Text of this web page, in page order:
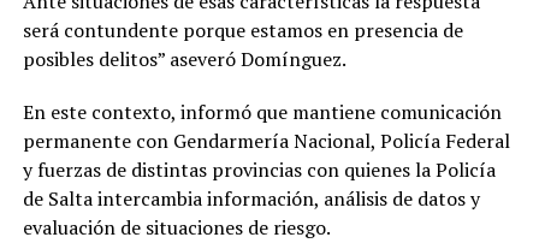
será contundente porque estamos en presencia de
posibles delitos” aseveró Domínguez.
En este contexto, informó que mantiene comunicación
permanente con Gendarmería Nacional, Policía Federal
y fuerzas de distintas provincias con quienes la Policía
de Salta intercambia información, análisis de datos y
evaluación de situaciones de riesgo.